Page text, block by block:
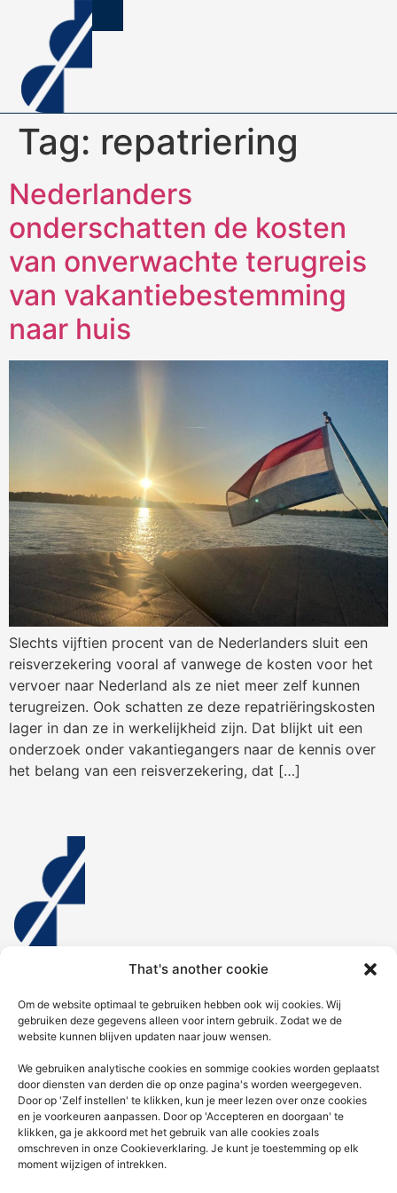
That's another cookie
Om de website optimaal te gebruiken hebben ook wij cookies. Wij
gebruiken deze gegevens alleen voor intern gebruik. Zodat we de
website kunnen blijven updaten naar jouw wensen.
We gebruiken analytische cookies en sommige cookies worden geplaatst
door diensten van derden die op onze pagina's worden weergegeven.
Door op 'Zelf instellen' te klikken, kun je meer lezen over onze cookies
en je voorkeuren aanpassen. Door op 'Accepteren en doorgaan' te
klikken, ga je akkoord met het gebruik van alle cookies zoals
omschreven in onze Cookieverklaring. Je kunt je toestemming op elk
moment wijzigen of intrekken.
Tag: repatriering
Nederlanders
onderschatten de kosten
van onverwachte terugreis
van vakantiebestemming
naar huis
Slechts vijftien procent van de Nederlanders sluit een
reisverzekering vooral af vanwege de kosten voor het
vervoer naar Nederland als ze niet meer zelf kunnen
terugreizen. Ook schatten ze deze repatriëringskosten
lager in dan ze in werkelijkheid zijn. Dat blijkt uit een
onderzoek onder vakantiegangers naar de kennis over
het belang van een reisverzekering, dat […]
Home
Diensten
Nieuws voor jou
Contact
KVK: 92676936 | AFM:12049877 | Kifid: 300.018915